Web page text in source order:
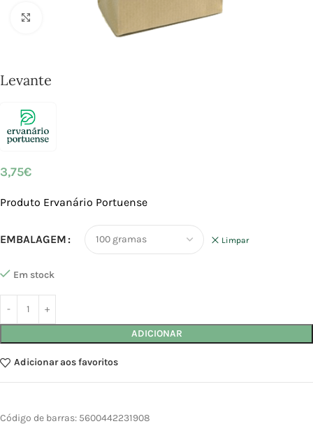
Click to enlarge
Levante
3,75€
Produto Ervanário Portuense
EMBALAGEM Limpar
Em stock
ADICIONAR
Adicionar aos favoritos
Código de barras: 5600442231908